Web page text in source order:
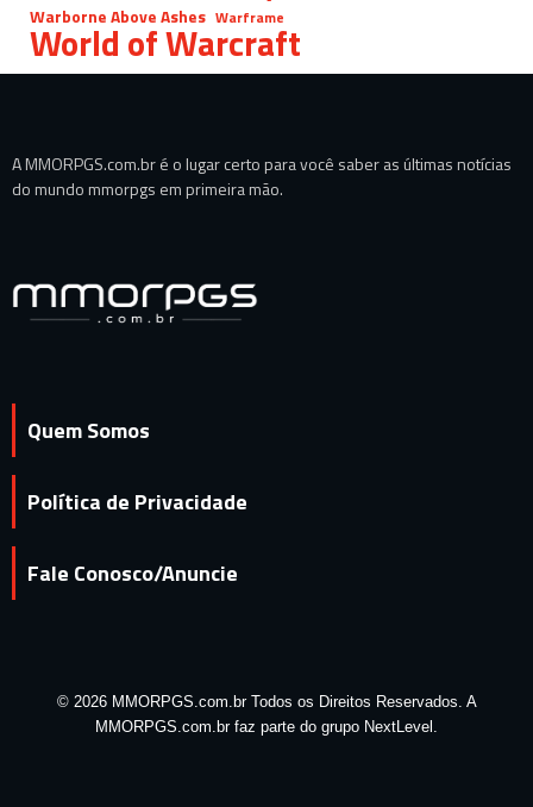
Warborne Above Ashes Warframe
World of Warcraft
A MMORPGS.com.br é o lugar certo para você saber as últimas notícias
do mundo mmorpgs em primeira mão.
Quem Somos
Política de Privacidade
Fale Conosco/Anuncie
© 2026 MMORPGS.com.br Todos os Direitos Reservados. A
MMORPGS.com.br faz parte do grupo NextLevel.